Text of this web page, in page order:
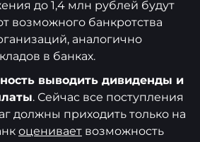
до 1,4 млн рублей будут
возможного банкротства
аналогично
в банках.
выводить дивиденды и
. Сейчас все поступления
должны приходить только на
оценивает возможность